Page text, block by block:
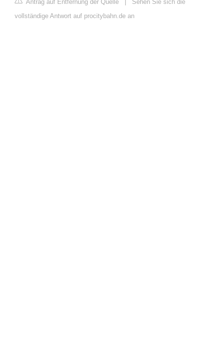
Antrag auf Entfernung der Quelle
Sehen Sie sich die
vollständige Antwort auf procitybahn.de an